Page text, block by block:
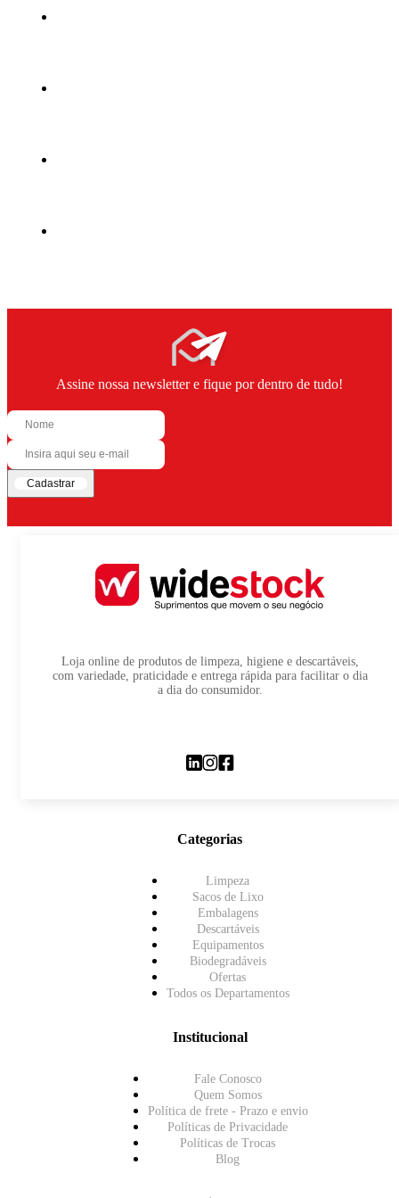
Assine nossa newsletter e fique por dentro de tudo!
Cadastrar
Loja online de produtos de limpeza, higiene e descartáveis,
com variedade, praticidade e entrega rápida para facilitar o dia
a dia do consumidor.
Categorias
Limpeza
Sacos de Lixo
Embalagens
Descartáveis
Equipamentos
Biodegradáveis
Ofertas
Todos os Departamentos
Institucional
Fale Conosco
Quem Somos
Política de frete - Prazo e envio
Políticas de Privacidade
Políticas de Trocas
Blog